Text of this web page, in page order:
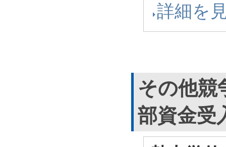
詳細を
その他競
部資金受